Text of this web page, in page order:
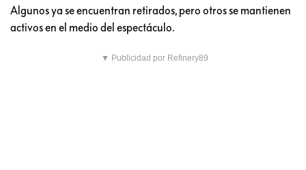
Algunos ya se encuentran retirados, pero otros se mantienen
activos en el medio del espectáculo.
▼ Publicidad por Refinery89